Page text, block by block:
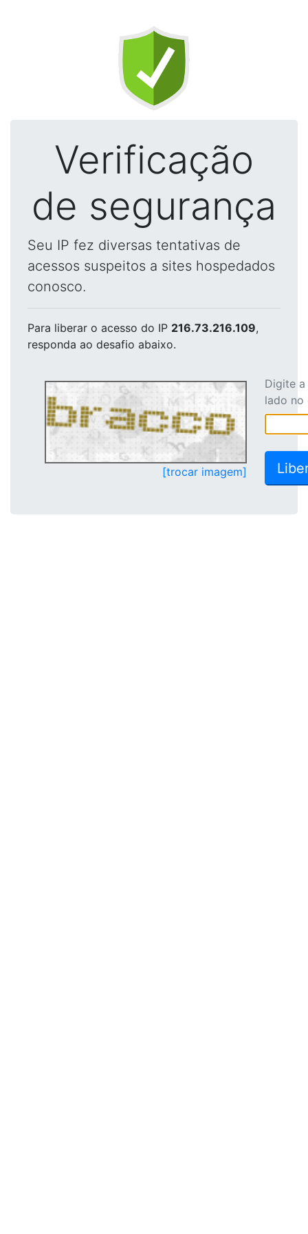
Verificação
de segurança
Seu IP fez diversas tentativas de
acessos suspeitos a sites hospedados
conosco.
Para liberar o acesso do IP 216.73.216.109,
responda ao desafio abaixo.
[trocar imagem]
Digite
lado no